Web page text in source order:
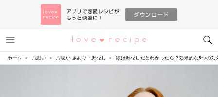
恋愛レシピ
ホーム 片思い 片思い 脈あり・脈なし 彼は脈なしだとわかったら？効果的な5つの